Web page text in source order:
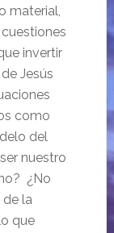
material,
invertir
Jesús
como
del
nuestro
¿No
de la
que